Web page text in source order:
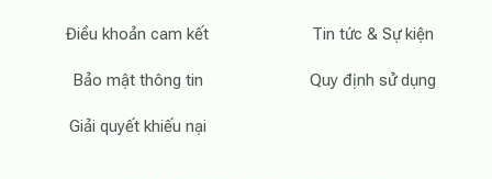
Điều khoản cam kết
Bảo mật thông tin
Giải quyết khiếu nại
Tin tức & Sự kiện
Quy định sử dụng